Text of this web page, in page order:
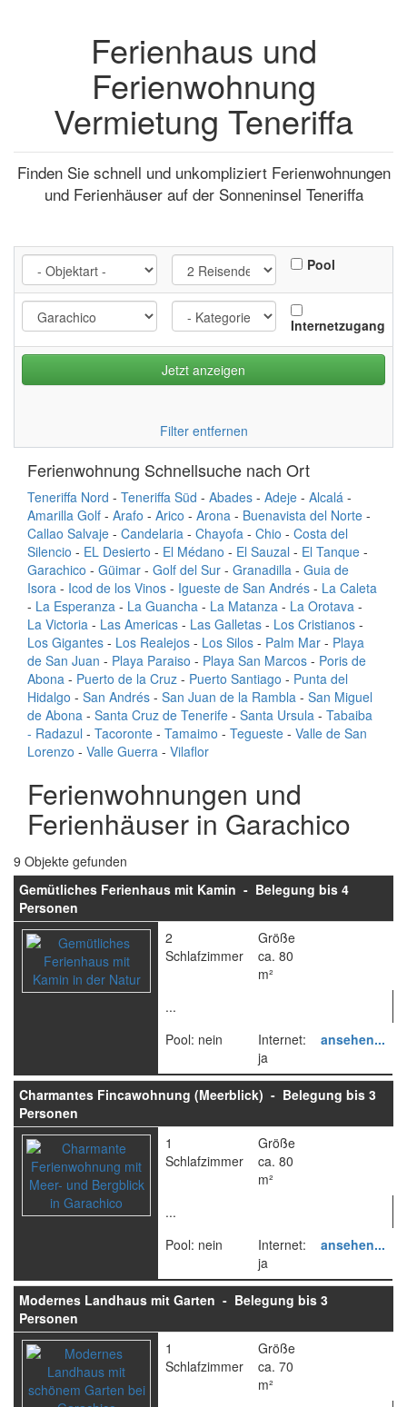
Ferienhaus und
Ferienwohnung
Vermietung Teneriffa
Finden Sie schnell und unkompliziert Ferienwohnungen
und Ferienhäuser auf der Sonneninsel Teneriffa
Pool
Internetzugang
Filter entfernen
Ferienwohnung Schnellsuche nach Ort
Teneriffa Nord - Teneriffa Süd - Abades - Adeje - Alcalá -
Amarilla Golf - Arafo - Arico - Arona - Buenavista del Norte -
Callao Salvaje - Candelaria - Chayofa - Chio - Costa del
Silencio - EL Desierto - El Médano - El Sauzal - El Tanque -
Garachico - Güimar - Golf del Sur - Granadilla - Guia de
Isora - Icod de los Vinos - Igueste de San Andrés - La Caleta
- La Esperanza - La Guancha - La Matanza - La Orotava -
La Victoria - Las Americas - Las Galletas - Los Cristianos -
Los Gigantes - Los Realejos - Los Silos - Palm Mar - Playa
de San Juan - Playa Paraiso - Playa San Marcos - Poris de
Abona - Puerto de la Cruz - Puerto Santiago - Punta del
Hidalgo - San Andrés - San Juan de la Rambla - San Miguel
de Abona - Santa Cruz de Tenerife - Santa Ursula - Tabaiba
- Radazul - Tacoronte - Tamaimo - Tegueste - Valle de San
Lorenzo - Valle Guerra - Vilaflor
Ferienwohnungen und
Ferienhäuser in Garachico
9 Objekte gefunden
Gemütliches Ferienhaus mit Kamin - Belegung bis 4
Personen
2
Schlafzimmer
Größe
ca. 80
m²
...
Pool: nein
Internet:
ja
ansehen...
Charmantes Fincawohnung (Meerblick) - Belegung bis 3
Personen
1
Schlafzimmer
Größe
ca. 80
m²
...
Pool: nein
Internet:
ja
ansehen...
Modernes Landhaus mit Garten - Belegung bis 3
Personen
1
Schlafzimmer
Größe
ca. 70
m²